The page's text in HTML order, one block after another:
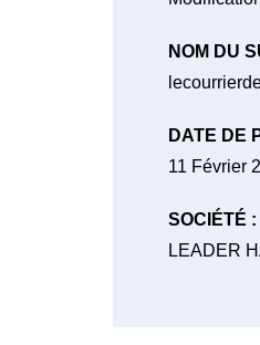
NOM DU
DATE DE
11 Février
SOCIÉTÉ :
LEADER